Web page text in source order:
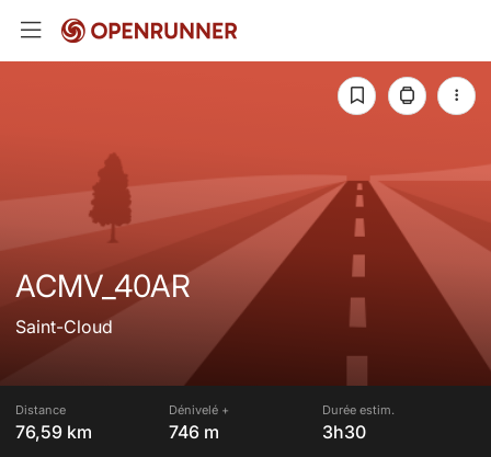
ACMV_40AR
Saint-Cloud
Distance
76,59 km
Dénivelé +
746 m
Durée estim.
3h30